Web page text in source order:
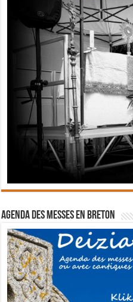
Agenda des messes en breton